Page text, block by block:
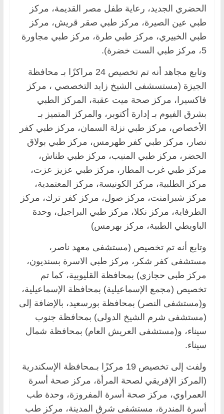
الحضري الجديد، رعاية طفل مصر القديمة، مركز
طبي عين الصيرة، مركز طبي صقر قريش، مركز
طبي الخبيري، مركز طبي طرة، مركز طبي مجاورة
5، مركز طبي الست خضرة).
وتابع مجاهد أنه تم تخصيص 24 مراكزًا بـ محافظة
الجيزة (مستسشفى الشيخ زايد التخصصي ، مركز
فاكسيرا، مركز صحة ميت عقبة، المركز الطبي
بشرق الفيوم بـ إدارة أكتوبر، والمركز المتميز بـ
الأخصاص، مركز طبي نزلة السمان، مركز طبي كفر
نصار، مركز طبي كفر طهرمس، مركز طبي بولاق
الحضر، مركز طبي المنيب، مركز طبي طناش،
مركز طبي غرب المطار، مركز طبي عزيز عزت،
مركز الطلبية، مركز الكونيسة، مركز المعتمدية،
مركز شبرامنت، مركز صول، مركز كفر ترك، مركز
الطرفاية، مركز نكلا، مركز طبي البراجيل، وحدة
الباويطي الطبية، مركز بهرمس)
وتابع أنه تم تخصيص (مستشفى معهد ناصر،
مستشفى كفر شكر، مركز طبي الاسرة بسنديون،
مركز طبي حجازي) بمحافظة القليوبية، كما تم
تخصيص (مجمع الإسماعيلية) بمحافظة الإسماعيلية،
و(مستشفى النصر) بمحافظة بورسعيد، بالإضافة إلى
(مستشفى شرم الشيخ الدولى) بمحافظة جنوب
سيناء، و(مستشفى العريش العام) بمحافظة شمال
سيناء.
ولفت إلى تخصيص 19 مركزًا بـمحافظة الإسكندرية
(المركز الإفريقي لصحة المرأة، مركز صحة أسرة
العمراوي، مركز صحة أسرة المفروزة، وحدة طب
أسرة المندرة، مستشفى شرق المدينة، مركز طب